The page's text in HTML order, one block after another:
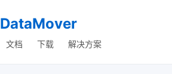
DataMover
文档 下载 解决方案